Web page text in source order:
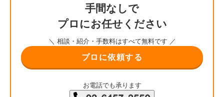
手間なしで
プロにお任せください
＼ 相談・紹介・手数料はすべて無料です ／
プロに依頼する
お電話でも承ります